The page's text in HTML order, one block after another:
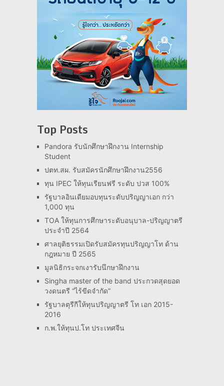
Top Posts
Pandora รับนักศึกษาฝึกงาน Internship
Student
ปตท.สผ. รับสมัครนักศึกษาฝึกงาน2556
ทุน IPEC ให้ทุนเรียนฟรี ระดับ ปวส 100%
รัฐบาลอินเดียมอบทุนระดับปริญญาเอก กว่า
1,000 ทุน
TOA ให้ทุนการศึกษาระดับอนุบาล-ปริญญาตรี
ประจำปี 2564
ศาลยุติธรรมเปิดรับสมัครทุนปริญญาโท ด้าน
กฎหมาย ปี 2565
มูลนิธิกระจกเงารับนึกษาฝึกงาน
Singha master of the band ประกวดสุดยอด
วงดนตรี “ไร้ขีดจำกัด”
รัฐบาลตุรีกีให้ทุนปริญญาตรี โท เอก 2015-
2016
ก.พ.ให้ทุนป.โท ประเทศจีน